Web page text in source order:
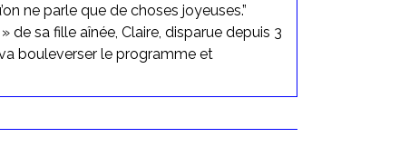
ne parle que de choses joyeuses.”
de sa fille aînée, Claire, disparue depuis 3
bouleverser le programme et